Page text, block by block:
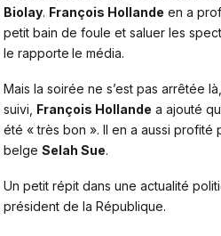
Biolay. François Hollande en a
petit bain de foule et saluer les
le rapporte le média.
Mais la soirée ne s’est pas arrêtée
suivi, François Hollande a ajouté
été « très bon ». Il en a aussi profité
belge Selah Sue.
Un petit répit dans une actualité
président de la République.